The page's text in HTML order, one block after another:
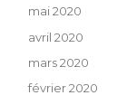
mai 2020
avril 2020
mars 2020
février 2020